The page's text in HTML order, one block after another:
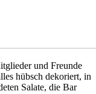
und Freunde
hübsch dekoriert, in
Salate, die Bar